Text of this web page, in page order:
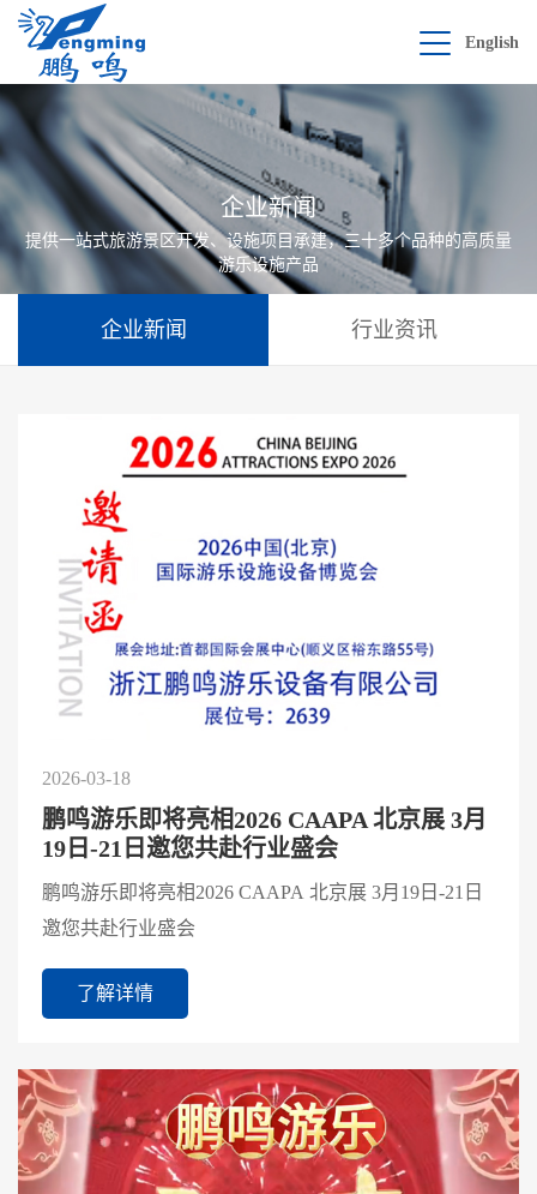
English
企业新闻
提供一站式旅游景区开发、设施项目承建，三十多个品种的高质量
游乐设施产品
企业新闻 行业资讯
2026-03-18
鹏鸣游乐即将亮相2026 CAAPA 北京展 3月
19日-21日邀您共赴行业盛会
鹏鸣游乐即将亮相2026 CAAPA 北京展 3月19日-21日
邀您共赴行业盛会
了解详情